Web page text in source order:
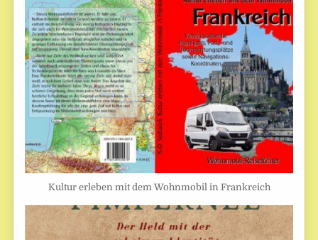
Kultur erleben mit dem Wohnmobil in Frankreich